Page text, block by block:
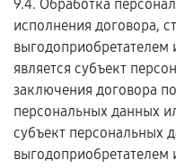
9.4. Обработка
исполнения договора,
является субъект
заключения договора
персональных данных
субъект персональных
выгодоприобретателем